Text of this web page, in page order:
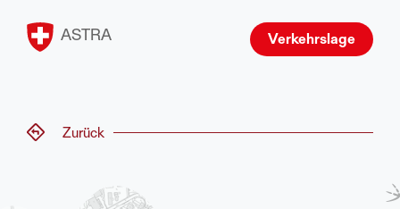
ASTRA Verkehrslage
Zurück